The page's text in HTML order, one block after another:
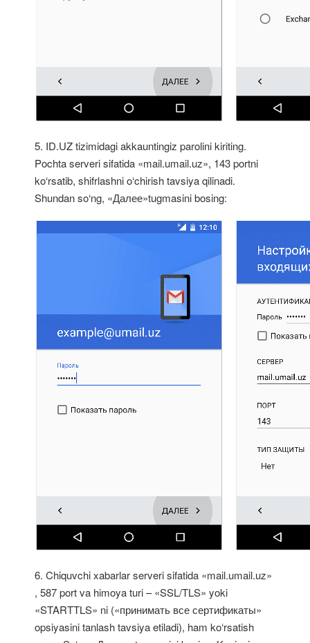
5. ID.UZ tizimidagi akkauntingiz parolini kiriting.
Pochta serveri sifatida «mail.umail.uz», 143 portni
ko‘rsatib, shifrlashni o‘chirish tavsiya qilinadi.
Shundan so‘ng, «Далее»tugmasini bosing:
6. Chiquvchi xabarlar serveri sifatida «mail.umail.uz»
, 587 port va himoya turi – «SSL/TLS» yoki
«STARTTLS» ni («принимать все сертификаты»
opsiyasini tanlash tavsiya etiladi), ham ko‘rsatish